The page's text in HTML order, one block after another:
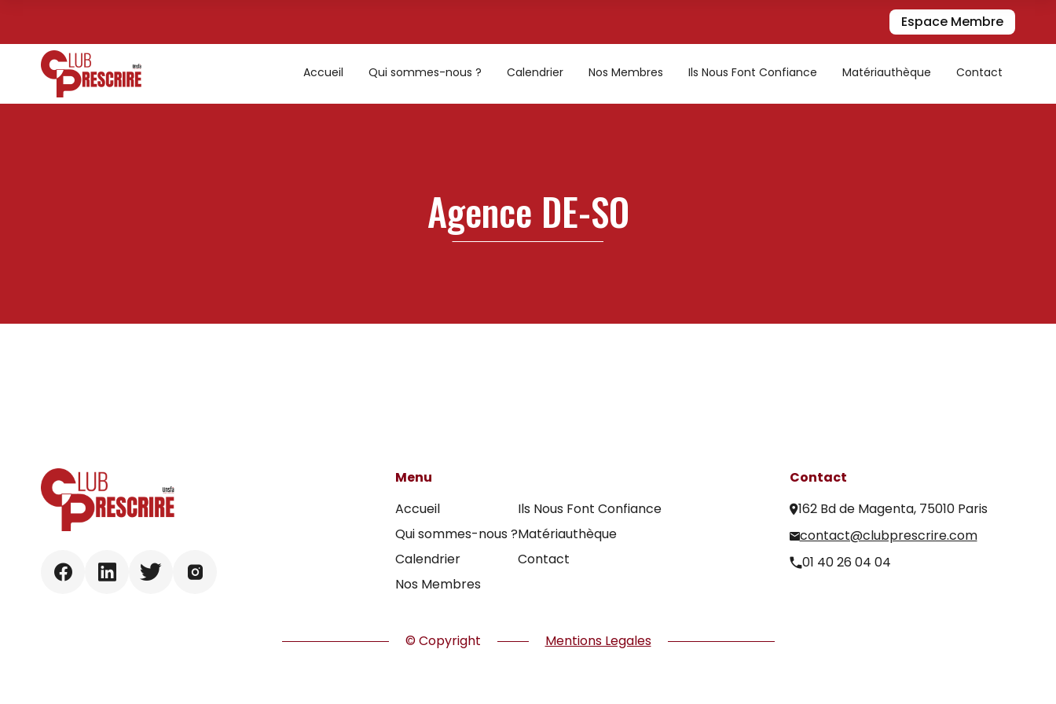
Espace Membre
Accueil Qui sommes-nous ? Calendrier Nos Membres Ils Nous Font Confiance Matériauthèque Contact
Agence DE-SO
Menu
Accueil
Qui sommes-nous ?
Calendrier
Nos Membres
Ils Nous Font Confiance
Matériauthèque
Contact
Contact
162 Bd de Magenta, 75010 Paris
contact@clubprescrire.com
01 40 26 04 04
© Copyright Mentions Legales